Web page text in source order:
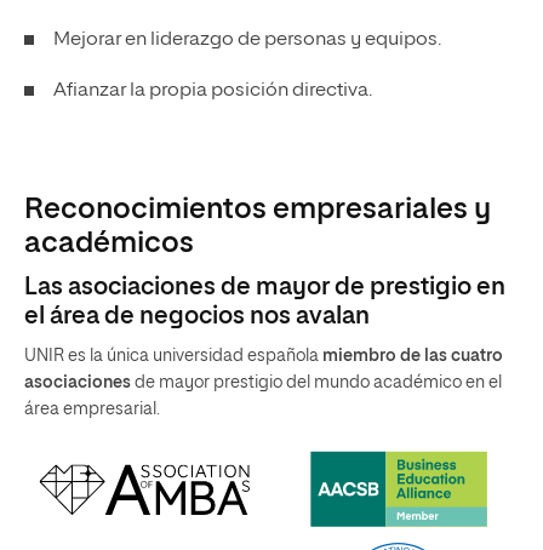
Mejorar en liderazgo de personas y equipos.
Afianzar la propia posición directiva.
Reconocimientos empresariales y
académicos
Las asociaciones de mayor de prestigio en
el área de negocios nos avalan
UNIR es la única universidad española miembro de las cuatro
asociaciones de mayor prestigio del mundo académico en el
área empresarial.